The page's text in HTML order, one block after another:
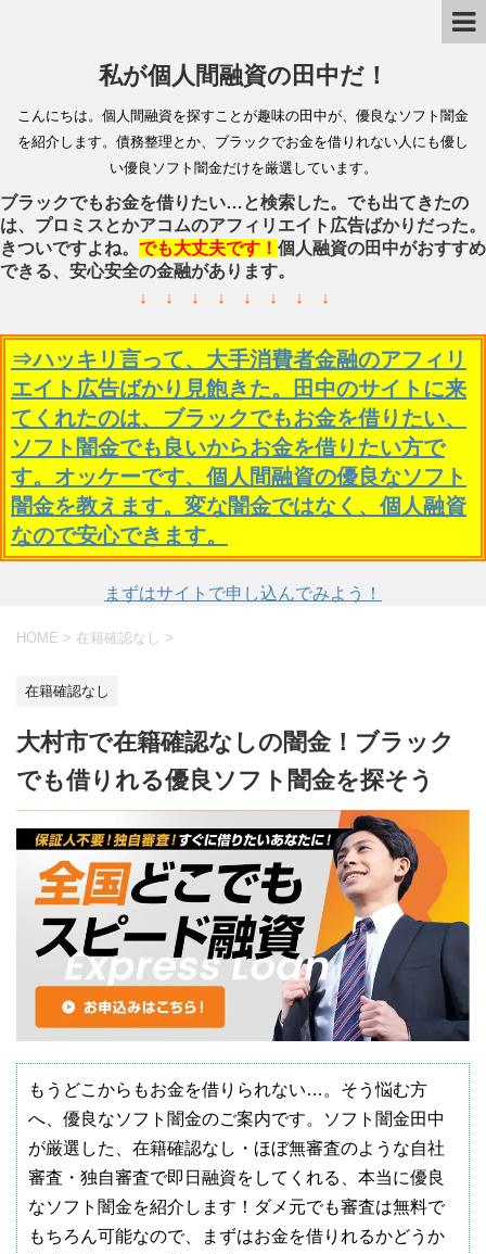
私が個人間融資の田中だ！
こんにちは。個人間融資を探すことが趣味の田中が、優良なソフト闇金
を紹介します。債務整理とか、ブラックでお金を借りれない人にも優し
い優良ソフト闇金だけを厳選しています。
ブラックでもお金を借りたい…と検索した。でも出てきたの
は、プロミスとかアコムのアフィリエイト広告ばかりだった。
きついですよね。 でも大丈夫です！ 個人融資の田中がおすすめ
できる、安心安全の金融があります。
↓ ↓ ↓ ↓ ↓ ↓ ↓ ↓
⇒ハッキリ言って、大手消費者金融のアフィリ
エイト広告ばかり見飽きた。田中のサイトに来
てくれたのは、ブラックでもお金を借りたい、
ソフト闇金でも良いからお金を借りたい方で
す。オッケーです、個人間融資の優良なソフト
闇金を教えます。変な闇金ではなく、個人融資
なので安心できます。
まずはサイトで申し込んでみよう！
HOME > 在籍確認なし >
在籍確認なし
大村市で在籍確認なしの闇金！ブラック
でも借りれる優良ソフト闇金を探そう
もうどこからもお金を借りられない…。そう悩む方
へ、優良なソフト闇金のご案内です。ソフト闇金田中
が厳選した、在籍確認なし・ほぼ無審査のような自社
審査・独自審査で即日融資をしてくれる、本当に優良
なソフト闇金を紹介します！ダメ元でも審査は無料で
もちろん可能なので、まずはお金を借りれるかどうか